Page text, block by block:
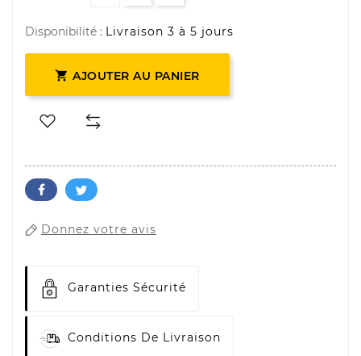
Disponibilité : Livraison 3 à 5 jours
 AJOUTER AU PANIER
Donnez votre avis
Garanties Sécurité
Conditions De Livraison